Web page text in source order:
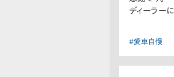
ディーラー
#愛車自慢